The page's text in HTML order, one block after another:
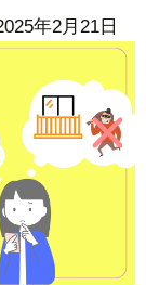
年2月21日